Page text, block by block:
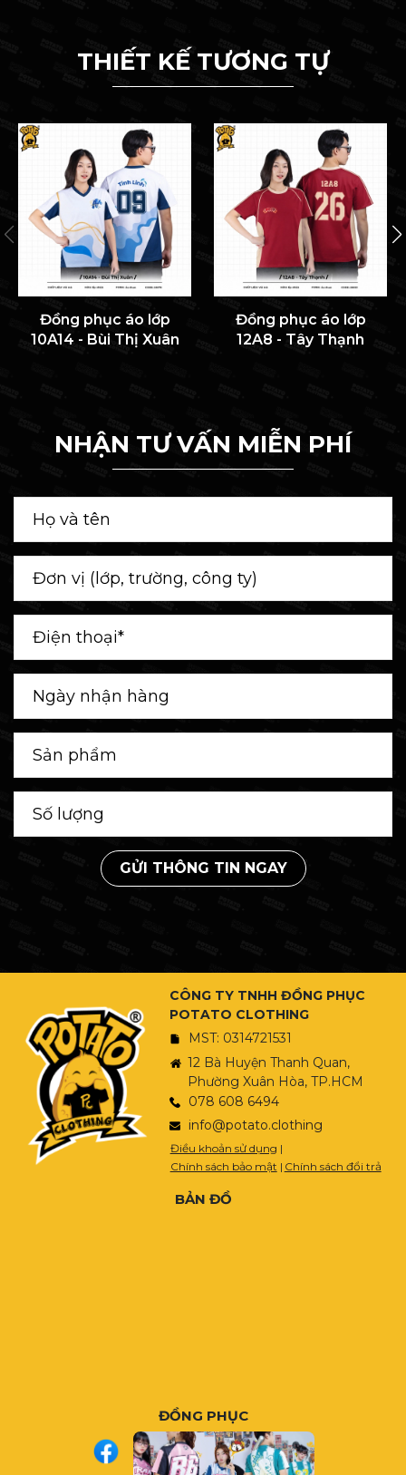
THIẾT KẾ TƯƠNG TỰ
Đồng phục áo lớp
10A14 - Bùi Thị Xuân
Đồng phục áo lớp
12A8 - Tây Thạnh
NHẬN TƯ VẤN MIỄN PHÍ
GỬI THÔNG TIN NGAY
CÔNG TY TNHH ĐỒNG PHỤC
POTATO CLOTHING
MST: 0314721531
12 Bà Huyện Thanh Quan,
Phường Xuân Hòa, TP.HCM
078 608 6494
info@potato.clothing
Điều khoản sử dụng |
Chính sách bảo mật | Chính sách đổi trả
BẢN ĐỒ
ĐỒNG PHỤC